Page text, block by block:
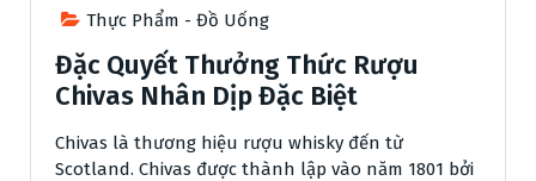
Thực Phẩm - Đồ Uống
Đặc Quyết Thưởng Thức Rượu
Chivas Nhân Dịp Đặc Biệt
Chivas là thương hiệu rượu whisky đến từ
Scotland. Chivas được thành lập vào năm 1801 bởi